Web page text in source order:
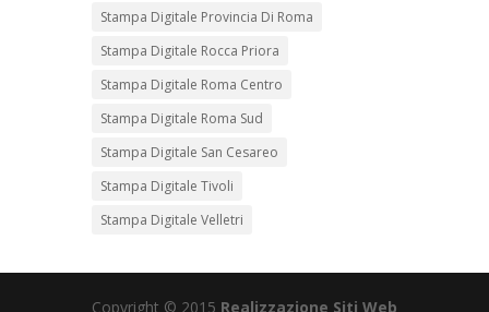
Stampa Digitale Provincia Di Roma
Stampa Digitale Rocca Priora
Stampa Digitale Roma Centro
Stampa Digitale Roma Sud
Stampa Digitale San Cesareo
Stampa Digitale Tivoli
Stampa Digitale Velletri
Copyright © 2015 Realizzazione Siti Web